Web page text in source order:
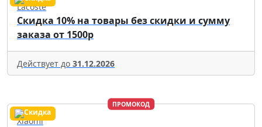
Lacoste
Скидка 10% на товары без скидки и сумму
заказа от 1500р
Действует до 31.12.2026
ПРОМОКОД
Xiaomi